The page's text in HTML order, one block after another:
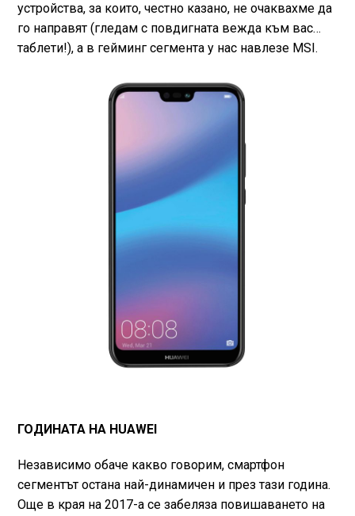
устройства, за които, честно казано, не очаквахме да
го направят (гледам с повдигната вежда към вас…
таблети!), а в гейминг сегмента у нас навлезе MSI.
ГОДИНАТА НА HUAWEI
Независимо обаче какво говорим, смартфон
сегментът остана най-динамичен и през тази година.
Още в края на 2017-а се забеляза повишаването на